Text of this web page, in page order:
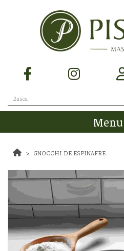
Menu
GNOCCHI DE ESPINAFRE